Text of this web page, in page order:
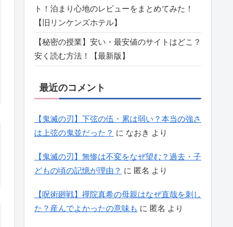
ト！泊まり心地のレビューをまとめてみた！
【旧リンケンズホテル】
【秘密の授業】安い・最安値のサイトはどこ？
安く読む方法！【最新版】
最近のコメント
【鬼滅の刃】下弦の伍・累は弱い？本当の強さ
は上弦の鬼並だった？ に なおき より
【鬼滅の刃】無惨は不変をなぜ望む？過去・子
どもの頃の記憶が理由？ に 匿名 より
【呪術廻戦】禪院真希の母親はなぜ直哉を刺し
た？産んでよかったの意味も に 匿名 より